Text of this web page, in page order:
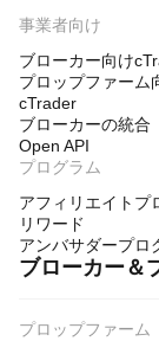
事業者向け
ブローカー向け
プロップファーム
cTrader
ブローカーの統合
Open API
プログラム
アフィリエイトプ
リワード
アンバサダープロ
ブローカー＆
プロップファーム